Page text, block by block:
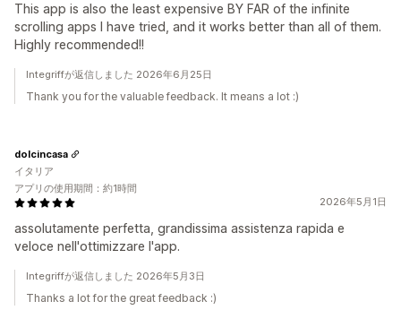
This app is also the least expensive BY FAR of the infinite
scrolling apps I have tried, and it works better than all of them.
Highly recommended!!
Integriffが返信しました 2026年6月25日
Thank you for the valuable feedback. It means a lot :)
2026年5月1日
assolutamente perfetta, grandissima assistenza rapida e
veloce nell'ottimizzare l'app.
dolcincasa
イタリア
アプリの使用期間：約1時間
Integriffが返信しました 2026年5月3日
Thanks a lot for the great feedback :)